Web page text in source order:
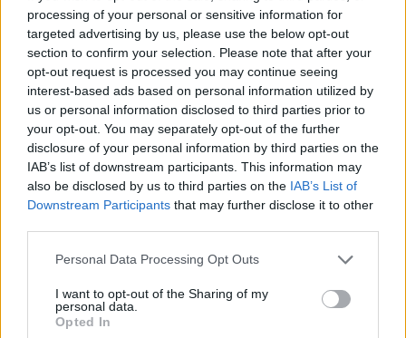
processing of your personal or sensitive information for
targeted advertising by us, please use the below opt-out
section to confirm your selection. Please note that after your
opt-out request is processed you may continue seeing
interest-based ads based on personal information utilized by
us or personal information disclosed to third parties prior to
your opt-out. You may separately opt-out of the further
disclosure of your personal information by third parties on the
IAB’s list of downstream participants. This information may
also be disclosed by us to third parties on the IAB’s List of
Downstream Participants that may further disclose it to other
Personal Data Processing Opt Outs
I want to opt-out of the Sharing of my
personal data.
Opted In
pártszövetséghez való csatlakozás előtt: Giorgia
Meloni olasz miniszterelnök ugyanis az ukrán
támogatások megszavazását szabta árul a
szövetségbe való belépéshez.
A decemberi uniós csúcstalálkozón Orbán Viktor magyar
miniszterelnök egyedüliként vétózta meg a többéves
pénzügyi keret (MFF) felülvizsgálatát, amely 50 milliárd
eurónyi támogatást biztosítana Ukrajna számára négy
éven keresztül. A kormányfő ellenezte, hogy az uniós közös
költségvetésen belül ilyen hosszú időre elköteleződve
döntsenek a háború sújtotta ország...
KEDVES OLVASÓNK!